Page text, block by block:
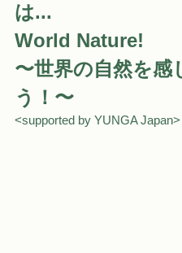
は...
World Nature!
〜世界の自然を感
う！〜
<supported by YUNGA Japan>